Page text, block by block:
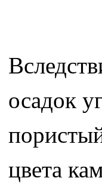
осадок
цвета